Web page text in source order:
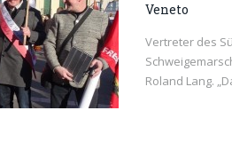
Veneto
Vertreter des
Roland Lang.